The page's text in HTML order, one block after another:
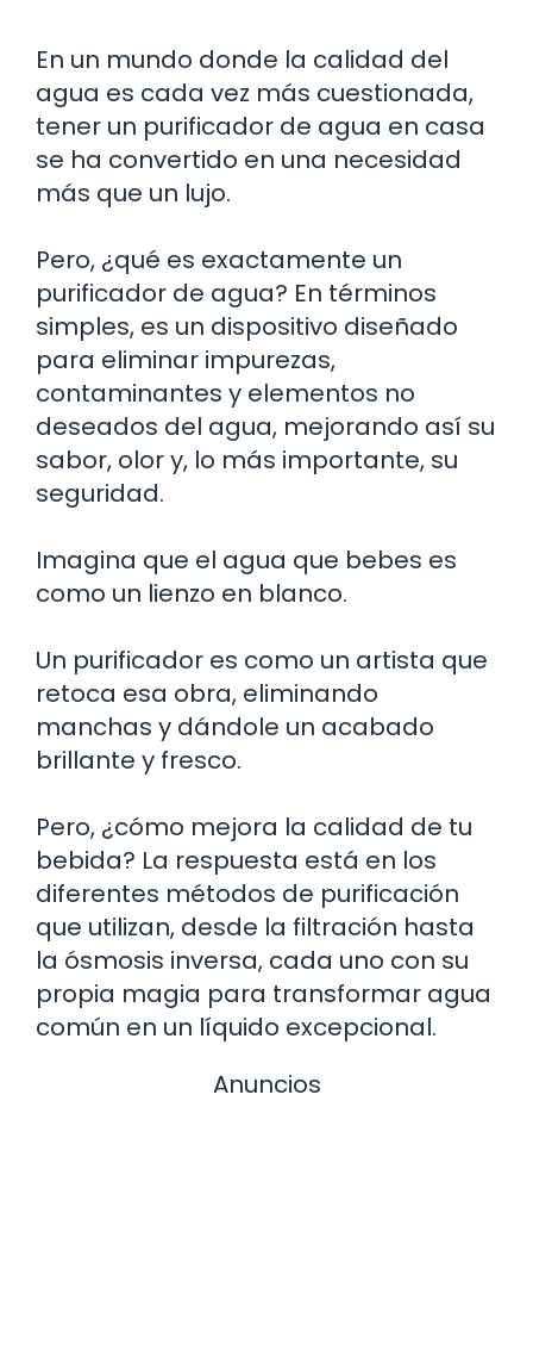
En un mundo donde la calidad del
agua es cada vez más cuestionada,
tener un purificador de agua en casa
se ha convertido en una necesidad
más que un lujo.
Pero, ¿qué es exactamente un
purificador de agua? En términos
simples, es un dispositivo diseñado
para eliminar impurezas,
contaminantes y elementos no
deseados del agua, mejorando así su
sabor, olor y, lo más importante, su
seguridad.
Imagina que el agua que bebes es
como un lienzo en blanco.
Un purificador es como un artista que
retoca esa obra, eliminando
manchas y dándole un acabado
brillante y fresco.
Pero, ¿cómo mejora la calidad de tu
bebida? La respuesta está en los
diferentes métodos de purificación
que utilizan, desde la filtración hasta
la ósmosis inversa, cada uno con su
propia magia para transformar agua
común en un líquido excepcional.
Anuncios